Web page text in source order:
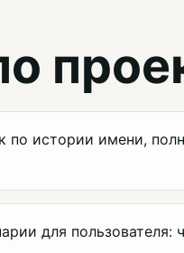
по истории имени,
для пользователя: